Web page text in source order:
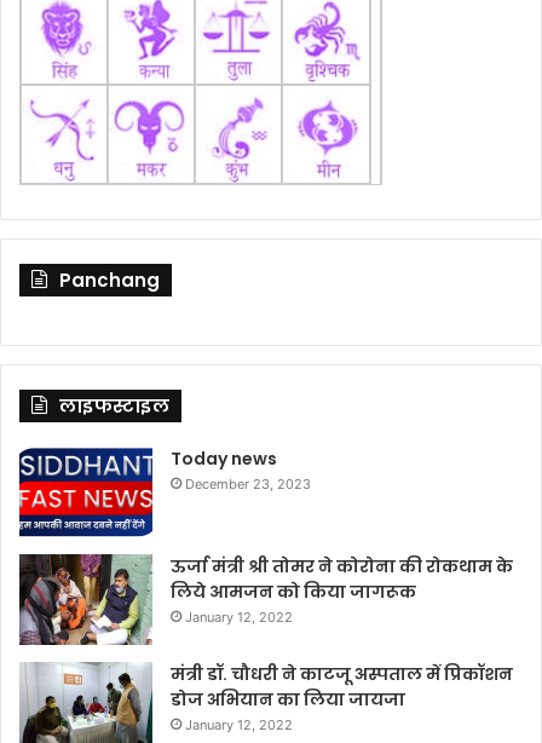
Panchang
लाइफस्टाइल
Today news
December 23, 2023
ऊर्जा मंत्री श्री तोमर ने कोरोना की रोकथाम के
लिये आमजन को किया जागरूक
January 12, 2022
मंत्री डॉ. चौधरी ने काटजू अस्पताल में प्रिकॉशन
डोज अभियान का लिया जायजा
January 12, 2022